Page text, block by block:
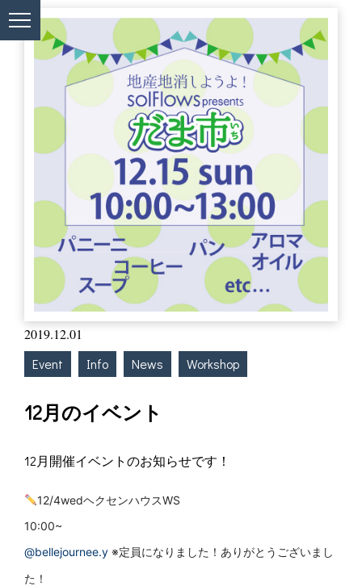
2019.12.01
Event
Info News Workshop
12月のイベント
12月開催イベントのお知らせです！
12/4wedヘクセンハウスWS
10:00~
@bellejournee.y ※定員になりました！ありがとうございまし
た！